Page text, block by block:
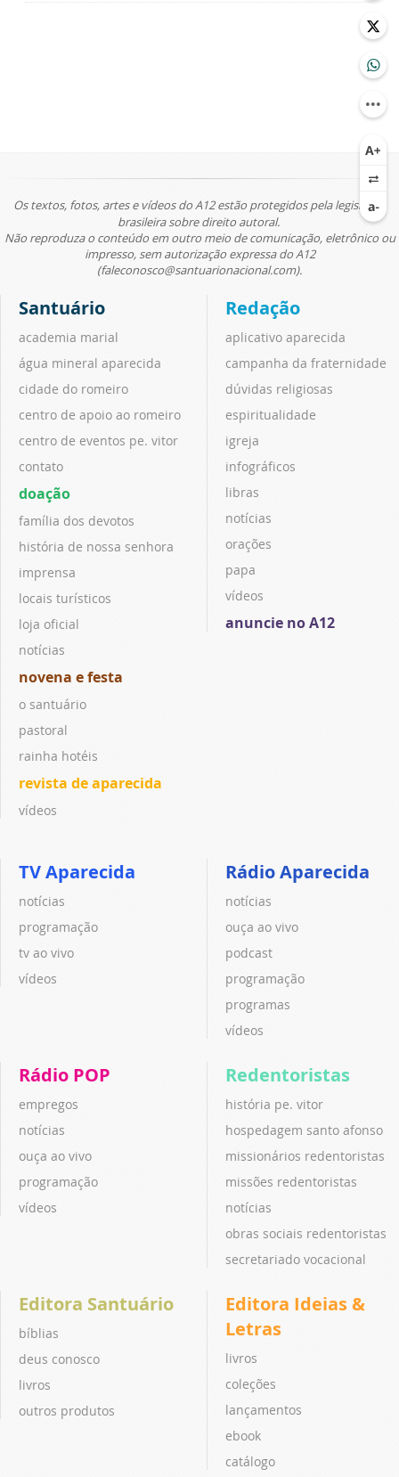
Os textos, fotos, artes e vídeos do A12 estão protegidos pela legislação
brasileira sobre direito autoral.
Não reproduza o conteúdo em outro meio de comunicação, eletrônico ou
impresso, sem autorização expressa do A12
(faleconosco@santuarionacional.com).
Santuário
academia marial
água mineral aparecida
cidade do romeiro
centro de apoio ao romeiro
centro de eventos pe. vitor
contato
doação
família dos devotos
história de nossa senhora
imprensa
locais turísticos
loja oficial
notícias
novena e festa
o santuário
pastoral
rainha hotéis
revista de aparecida
vídeos
Redação
aplicativo aparecida
campanha da fraternidade
dúvidas religiosas
espiritualidade
igreja
infográficos
libras
notícias
orações
papa
vídeos
anuncie no A12
TV Aparecida
notícias
programação
tv ao vivo
vídeos
Rádio Aparecida
notícias
ouça ao vivo
podcast
programação
programas
vídeos
Rádio POP
empregos
notícias
ouça ao vivo
programação
vídeos
Redentoristas
história pe. vitor
hospedagem santo afonso
missionários redentoristas
missões redentoristas
notícias
obras sociais redentoristas
secretariado vocacional
Editora Santuário
bíblias
deus conosco
livros
outros produtos
Editora Ideias &
Letras
livros
coleções
lançamentos
ebook
catálogo